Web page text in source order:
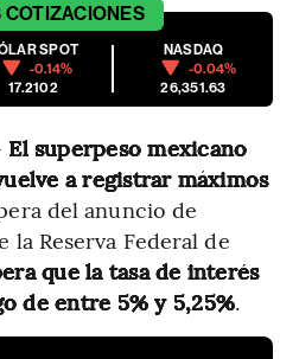
COTIZACIONES
SPOT
-0.14%
17.2102
NASDAQ
-0.04%
26,351.63
El superpeso mexicano
a registrar máximos
del anuncio de
Reserva Federal de
que la tasa de interés
de entre 5% y 5,25%.